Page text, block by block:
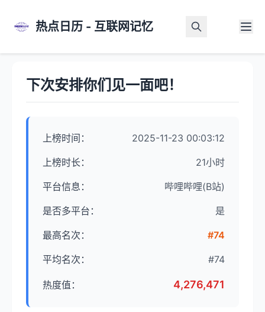
热点日历 - 互联网记忆
下次安排你们见一面吧！
上榜时间： 2025-11-23 00:03:12
上榜时长： 21小时
平台信息： 哔哩哔哩(B站)
是否多平台： 是
最高名次： #74
平均名次： #74
热度值： 4,276,471